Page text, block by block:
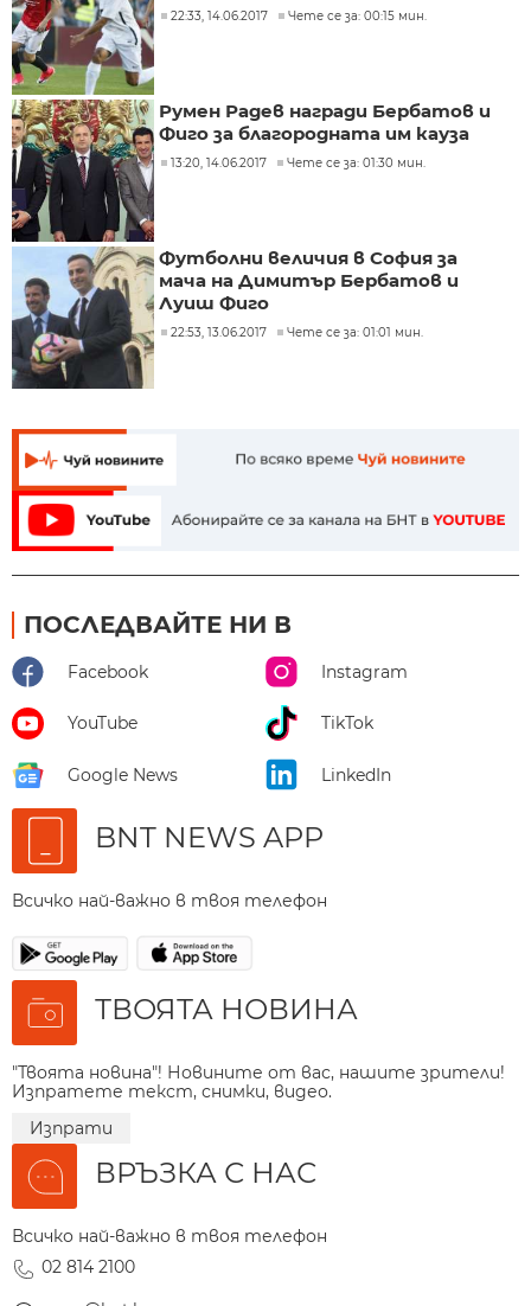
22:33, 14.06.2017 Чете се за: 00:15 мин.
Румен Радев награди Бербатов и
Фиго за благородната им кауза
13:20, 14.06.2017 Чете се за: 01:30 мин.
Футболни величия в София за
мача на Димитър Бербатов и
Луиш Фиго
22:53, 13.06.2017 Чете се за: 01:01 мин.
ПОСЛЕДВАЙТЕ НИ В
Facebook Instagram
YouTube TikTok
Google News LinkedIn
BNT NEWS APP
Всичко най-важно в твоя телефон
ТВОЯТА НОВИНА
"Твоята новина"! Новините от вас, нашите зрители!
Изпратете текст, снимки, видео.
Изпрати
ВРЪЗКА С НАС
Всичко най-важно в твоя телефон
02 814 2100